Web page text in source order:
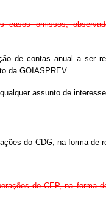
casos omissos,
de contas anual a ser
da GOIASPREV.
assunto de
do CDG, na forma de
do CEP, na forma